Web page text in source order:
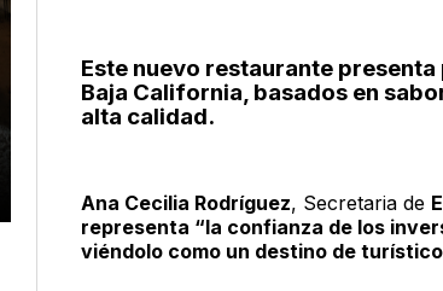
Este nuevo restaurante
Baja California, basados en
alta calidad.
Ana Cecilia Rodríguez, Secretaria de
representa “la confianza de los
viéndolo como un destino de